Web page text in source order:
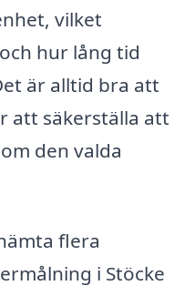
vilket
hur lång tid
är alltid bra att
att säkerställa att
den valda
flera
i Stöcke